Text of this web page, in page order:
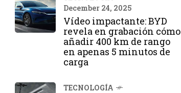
December 24, 2025
Vídeo impactante: BYD
revela en grabación cómo
añadir 400 km de rango
en apenas 5 minutos de
carga
TECNOLOGÍA